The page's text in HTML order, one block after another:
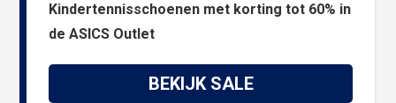
Kindertennisschoenen met korting tot 60% in
de ASICS Outlet
BEKIJK SALE